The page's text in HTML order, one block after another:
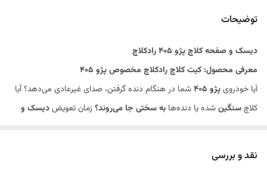
توضیحات
دیسک و صفحه کلاچ پژو 405 رادکلاچ
معرفی محصول: کیت کلاچ رادکلاچ مخصوص پژو 405
آیا خودرویپژو 405
شما در هنگام دنده گرفتن، صدای غیرعادی می‌دهد؟ آیا
کلاچسنگینشده یا دنده‌ها به سختی جا می‌روند؟ زمان تعویضدیسک و
نقد و بررسی